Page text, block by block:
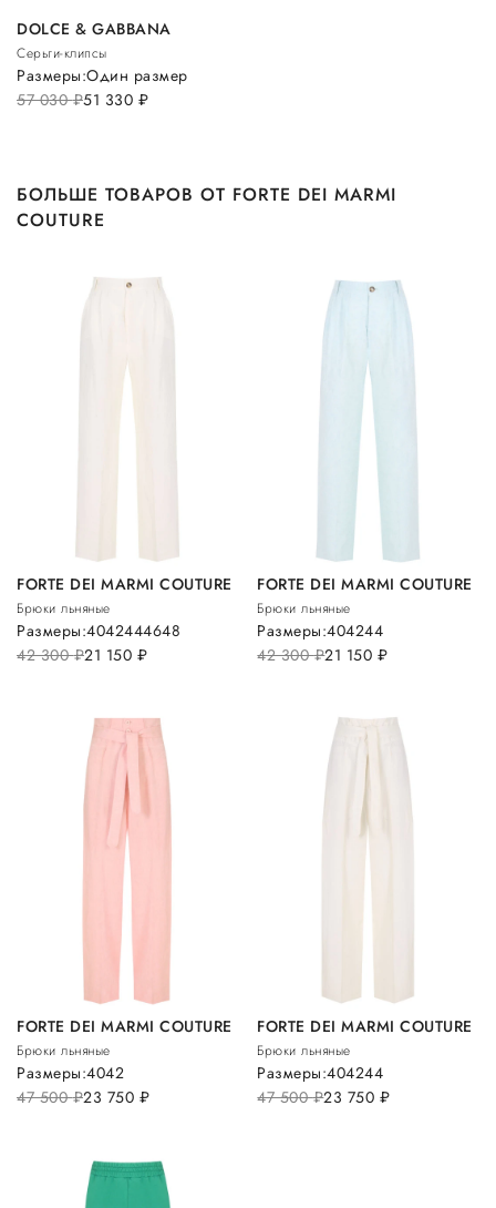
DOLCE & GABBANA
Серьги-клипсы
57 030руб.51 330 руб.
Размеры:Один размер
БОЛЬШЕ ТОВАРОВ ОТ FORTE DEI MARMI
COUTURE
FORTE DEI MARMI COUTURE
Брюки льняные
42 300руб.21 150 руб.
Размеры:4042444648
FORTE DEI MARMI COUTURE
Брюки льняные
42 300руб.21 150 руб.
Размеры:404244
FORTE DEI MARMI COUTURE
Брюки льняные
47 500руб.23 750 руб.
Размеры:4042
FORTE DEI MARMI COUTURE
Брюки льняные
47 500руб.23 750 руб.
Размеры:404244